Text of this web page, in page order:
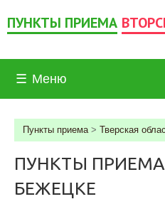
ПУНКТЫ ПРИЕМА
☰ Меню
Пункты приема> Тверская
ПУНКТЫ
БЕЖЕЦКЕ